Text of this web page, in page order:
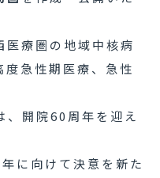
医療圏の地域中核病
急性期医療、急性
、開院60周年を迎え
に向けて決意を新た